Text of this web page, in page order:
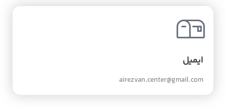
ایمیل
airezvan.center@gmail.com